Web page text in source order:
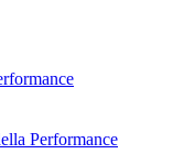
Performance